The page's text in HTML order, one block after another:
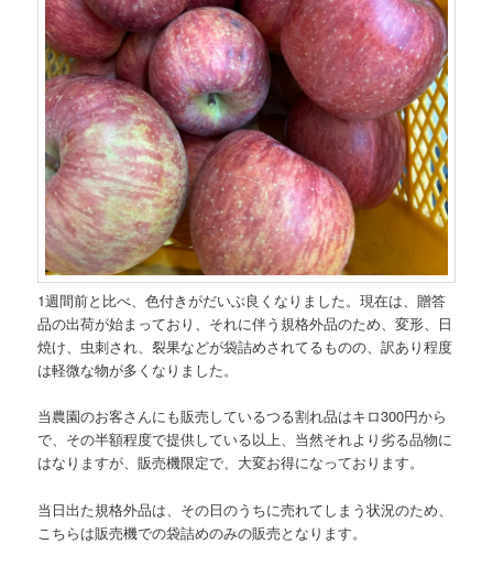
1週間前と比べ、色付きがだいぶ良くなりました。現在は、贈答
品の出荷が始まっており、それに伴う規格外品のため、変形、日
焼け、虫刺され、裂果などが袋詰めされてるものの、訳あり程度
は軽微な物が多くなりました。
当農園のお客さんにも販売しているつる割れ品はキロ300円から
で、その半額程度で提供している以上、当然それより劣る品物に
はなりますが、販売機限定で、大変お得になっております。
当日出た規格外品は、その日のうちに売れてしまう状況のため、
こちらは販売機での袋詰めのみの販売となります。